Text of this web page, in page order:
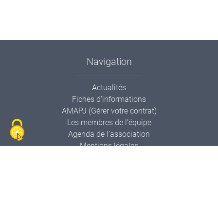
Navigation
Actualités
Fiches d’informations
AMAPJ (Gérer votre contrat)
Les membres de l’équipe
Agenda de l’association
Mentions légales